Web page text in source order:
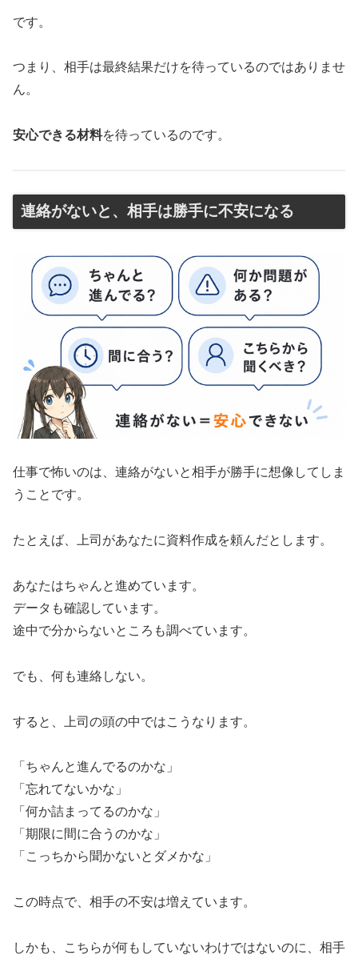
です。
つまり、相手は最終結果だけを待っているのではありませ
ん。
安心できる材料を待っているのです。
連絡がないと、相手は勝手に不安になる
仕事で怖いのは、連絡がないと相手が勝手に想像してしま
うことです。
たとえば、上司があなたに資料作成を頼んだとします。
あなたはちゃんと進めています。
データも確認しています。
途中で分からないところも調べています。
でも、何も連絡しない。
すると、上司の頭の中ではこうなります。
「ちゃんと進んでるのかな」
「忘れてないかな」
「何か詰まってるのかな」
「期限に間に合うのかな」
「こっちから聞かないとダメかな」
この時点で、相手の不安は増えています。
しかも、こちらが何もしていないわけではないのに、相手